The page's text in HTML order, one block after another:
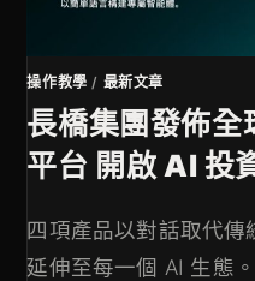
操作教學 / 最新文章
長橋集團發佈全
平台 開啟 AI 投
四項產品以對話取代傳
延伸至每一個 AI 生態